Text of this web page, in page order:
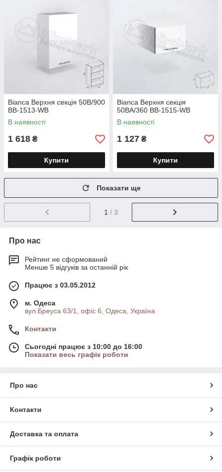
Bianca Верхня секція 50В/900
BВ-1513-WB
В наявності
1 618 ₴
Купити
Bianca Верхня секція
50ВА/360 BВ-1515-WB
В наявності
1 127 ₴
Купити
Показати ще
1 / 3
Про нас
Рейтинг не сформований
Менше 5 відгуків за останній рік
Працює з 03.05.2012
м. Одеса
вул.Бреуса 63/1, офіс 6, Одеса, Україна
Контакти
Сьогодні працює з 10:00 до 16:00
Показати весь графік роботи
Про нас
Контакти
Доставка та оплата
Графік роботи